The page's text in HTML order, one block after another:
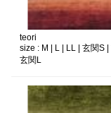
teori
size : M | L | LL | 玄関S |
玄関L